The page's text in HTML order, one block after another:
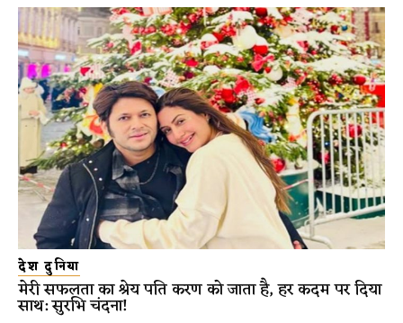
देश दुनिया
मेरी सफलता का श्रेय पति करण को जाता है, हर कदम पर दिया
साथ: सुरभि चंदना!